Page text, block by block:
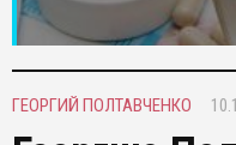
ГЕОРГИЙ ПОЛТАВЧЕНКО